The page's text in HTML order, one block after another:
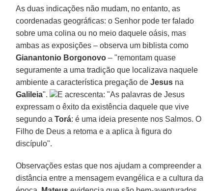
As duas indicações não mudam, no entanto, as
coordenadas geográficas: o Senhor pode ter falado
sobre uma colina ou no meio daquele oásis, mas
ambas as exposições – observa um biblista como
Gianantonio Borgonovo – "remontam quase
seguramente a uma tradição que localizava naquele
ambiente a característica pregação deJesus na
Galileia".
E acrescenta: "As palavras de Jesus
expressam o êxito da existência daquele que vive
segundo aTorá: é uma ideia presente nos Salmos. O
Filho de Deus a retoma e a aplica à figura do
discípulo".
Observações estas que nos ajudam a compreender a
distância entre a mensagem evangélica e a cultura da